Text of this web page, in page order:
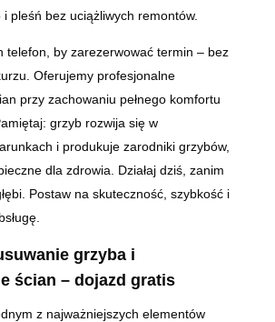
pleśń bez uciążliwych remontów.
telefon, by zarezerwować termin – bez
Oferujemy profesjonalne
przy zachowaniu pełnego komfortu
grzyb rozwija się w
i produkuje zarodniki grzybów,
dla zdrowia. Działaj dziś, zanim
Postaw na skuteczność, szybkość i
grzyba i
ścian – dojazd gratis
z najważniejszych elementów